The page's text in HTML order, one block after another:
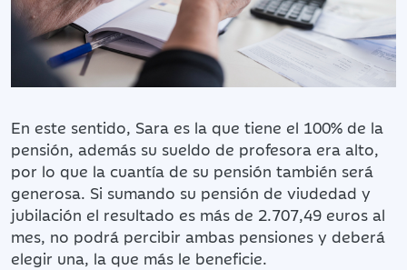
En este sentido, Sara es la que tiene el 100% de la
pensión, además su sueldo de profesora era alto,
por lo que la cuantía de su pensión también será
generosa. Si sumando su pensión de viudedad y
jubilación el resultado es más de 2.707,49 euros al
mes, no podrá percibir ambas pensiones y deberá
elegir una, la que más le beneficie.